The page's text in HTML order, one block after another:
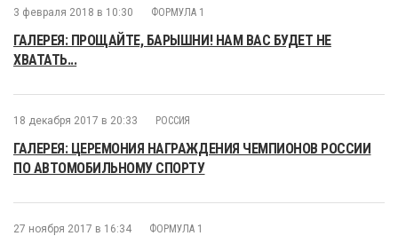
3 февраля 2018 в 10:30 ФОРМУЛА 1
ГАЛЕРЕЯ: ПРОЩАЙТЕ, БАРЫШНИ! НАМ ВАС БУДЕТ НЕ
ХВАТАТЬ...
18 декабря 2017 в 20:33 РОССИЯ
ГАЛЕРЕЯ: ЦЕРЕМОНИЯ НАГРАЖДЕНИЯ ЧЕМПИОНОВ РОССИИ
ПО АВТОМОБИЛЬНОМУ СПОРТУ
27 ноября 2017 в 16:34 ФОРМУЛА 1